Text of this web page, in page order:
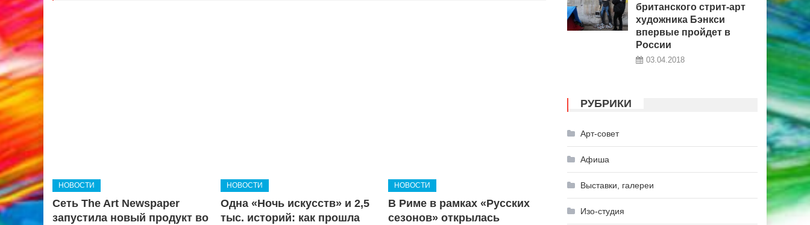
НОВОСТИ
Сеть The Art Newspaper
запустила новый продукт во
НОВОСТИ
Одна «Ночь искусств» и 2,5
тыс. историй: как прошла
НОВОСТИ
В Риме в рамках «Русских
сезонов» открылась
британского стрит-арт
художника Бэнкси
впервые пройдет в
России
03.04.2018
РУБРИКИ
Арт-совет
Афиша
Выставки, галереи
Изо-студия